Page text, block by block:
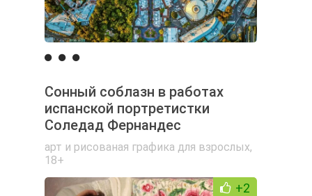
Сонный соблазн в работах
испанской портретистки
Соледад Фернандес
арт и рисованая графика для взрослых,
18+
+2